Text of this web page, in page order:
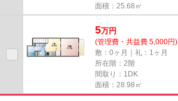
面積：25.68㎡
5万円
(管理費・共益費 5,000円)
敷：0ヶ月｜礼：1ヶ月
所在階：2階
間取り：1DK
面積：28.98㎡